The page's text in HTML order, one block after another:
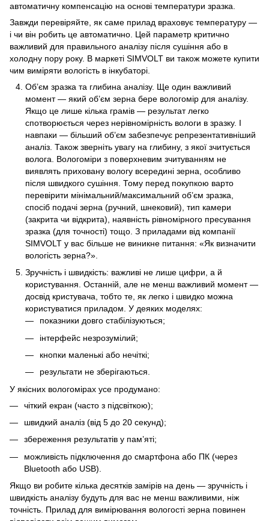
автоматичну компенсацію на основі температури зразка.
Завжди перевіряйте, як саме прилад враховує температуру —
і чи він робить це автоматично. Цей параметр критично
важливий для правильного аналізу після сушіння або в
холодну пору року. В маркеті SIMVOLT ви також можете купити
чим виміряти вологість в інкубаторі.
Об’єм зразка та глибина аналізу. Ще один важливий
момент — який об’єм зерна бере вологомір для аналізу.
Якщо це лише кілька грамів — результат легко
спотворюється через нерівномірність вологи в зразку. І
навпаки — більший об’єм забезпечує репрезентативніший
аналіз. Також зверніть увагу на глибину, з якої зчитується
волога. Вологоміри з поверхневим зчитуванням не
виявлять приховану вологу всередині зерна, особливо
після швидкого сушіння. Тому перед покупкою варто
перевірити мінімальний/максимальний об’єм зразка,
спосіб подачі зерна (ручний, шнековий), тип камери
(закрита чи відкрита), наявність рівномірного пресування
зразка (для точності) тощо. З приладами від компанії
SIMVOLT у вас більше не виникне питання: «Як визначити
вологість зерна?».
Зручність і швидкість: важливі не лише цифри, а й
користування. Останній, але не менш важливий момент —
досвід кристувача, тобто те, як легко і швидко можна
користуватися приладом. У деяких моделях:
показники довго стабілізуються;
інтерфейс незрозумілий;
кнопки маленькі або нечіткі;
результати не зберігаються.
У якісних вологомірах усе продумано:
чіткий екран (часто з підсвіткою);
швидкий аналіз (від 5 до 20 секунд);
збереження результатів у пам’яті;
можливість підключення до смартфона або ПК (через
Bluetooth або USB).
Якщо ви робите кілька десятків замірів на день — зручність і
швидкість аналізу будуть для вас не менш важливими, ніж
точність. Прилад для вимірювання вологості зерна повинен